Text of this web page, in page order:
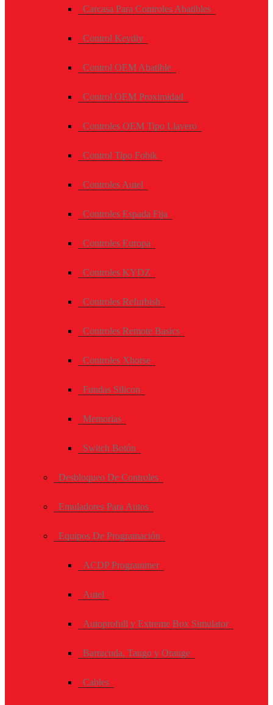
Carcasa Para Controles Abatibles
Control Keydiy
Control OEM Abatible
Control OEM Proximidad
Controles OEM Tipo Llavero
Control Tipo Fobik
Controles Autel
Controles Espada Fija
Controles Europa
Controles KYDZ
Controles Refurbish
Controles Remote Basics
Controles Xhorse
Fundas Silicon
Memorias
Switch Botón
Desbloqueo De Controles
Emuladores Para Autos
Equipos De Programación
ACDP Programmer
Autel
Autoprofull y Extreme Box Simulator
Barracuda, Tango y Orange
Cables